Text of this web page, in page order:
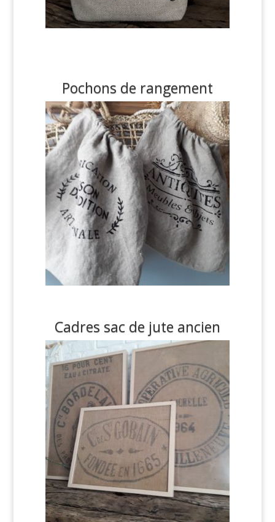
Pochons de rangement
Cadres sac de jute ancien